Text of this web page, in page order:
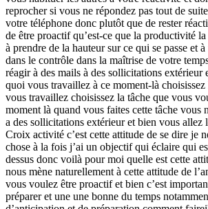
reprocher si vous ne répondez pas tout de
votre téléphone donc plutôt que de rester
de être proactif qu’est-ce que la productivité
à prendre de la hauteur sur ce qui se passe et
dans le contrôle dans la maîtrise de votre
réagir à des mails à des sollicitations extérieur
quoi vous travaillez à ce moment-là
vous travaillez choisissez la tâche que vous
moment là quand vous faites cette tâche vous
a des sollicitations extérieur et bien vous allez
Croix activité c’est cette attitude de se dire je
chose à la fois j’ai un objectif qui éclaire qui
dessus donc voilà pour moi quelle est cette
nous mène naturellement à cette attitude de
vous voulez être proactif et bien c’est
préparer et une une bonne du temps